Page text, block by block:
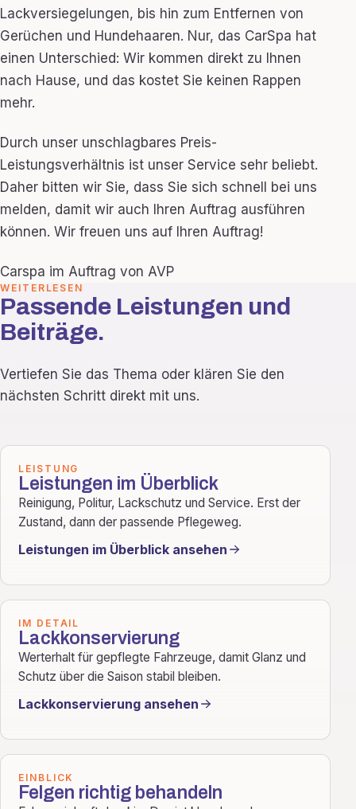
Lackversiegelungen, bis hin zum Entfernen von
Gerüchen und Hundehaaren. Nur, das CarSpa hat
einen Unterschied: Wir kommen direkt zu Ihnen
nach Hause, und das kostet Sie keinen Rappen
mehr.
Durch unser unschlagbares Preis-
Leistungsverhältnis ist unser Service sehr beliebt.
Daher bitten wir Sie, dass Sie sich schnell bei uns
melden, damit wir auch Ihren Auftrag ausführen
können. Wir freuen uns auf Ihren Auftrag!
Carspa im Auftrag von AVP
WEITERLESEN
Passende Leistungen und
Beiträge.
Vertiefen Sie das Thema oder klären Sie den
nächsten Schritt direkt mit uns.
LEISTUNG
Leistungen im Überblick
Reinigung, Politur, Lackschutz und Service. Erst der
Zustand, dann der passende Pflegeweg.
Leistungen im Überblick ansehen
IM DETAIL
Lackkonservierung
Werterhalt für gepflegte Fahrzeuge, damit Glanz und
Schutz über die Saison stabil bleiben.
Lackkonservierung ansehen
EINBLICK
Felgen richtig behandeln